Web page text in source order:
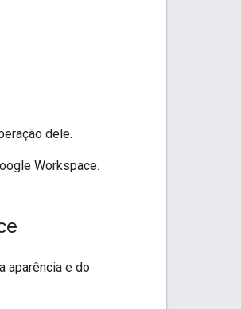
dele.
Workspace.
aparência e do